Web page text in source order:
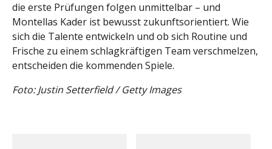
die erste Prüfungen folgen unmittelbar – und
Montellas Kader ist bewusst zukunftsorientiert. Wie
sich die Talente entwickeln und ob sich Routine und
Frische zu einem schlagkräftigen Team verschmelzen,
entscheiden die kommenden Spiele.
Foto: Justin Setterfield / Getty Images